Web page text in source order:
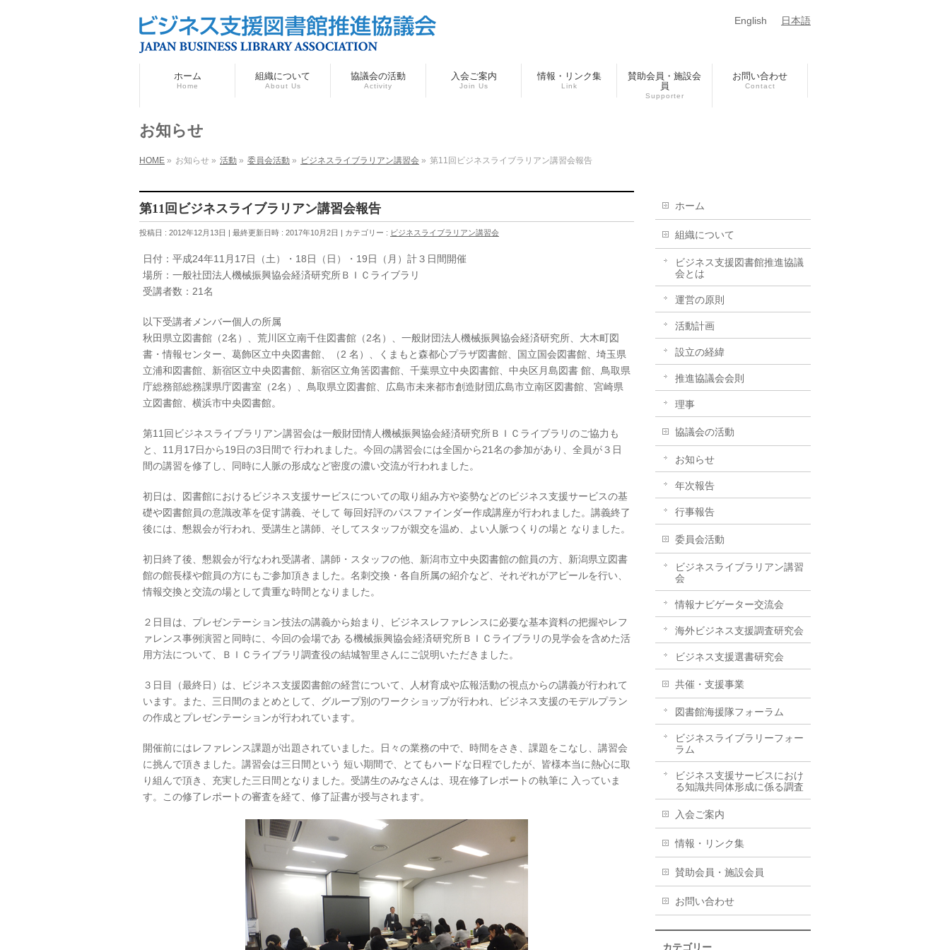
English 日本語
ホーム
Home
組織について
About Us
協議会の活動
Activity
入会ご案内
Join Us
情報・リンク集
Link
賛助会員・施設会
員
Supporter
お問い合わせ
Contact
お知らせ
HOME » お知らせ » 活動 » 委員会活動 » ビジネスライブラリアン講習会 » 第11回ビジネスライブラリアン講習会報告
第11回ビジネスライブラリアン講習会報告
投稿日 : 2012年12月13日 最終更新日時 : 2017年10月2日 カテゴリー : ビジネスライブラリアン講習会
日付：平成24年11月17日（土）・18日（日）・19日（月）計３日間開催
場所：一般社団法人機械振興協会経済研究所ＢＩＣライブラリ
受講者数：21名
以下受講者メンバー個人の所属
秋田県立図書館（2名）、荒川区立南千住図書館（2名）、一般財団法人機械振興協会経済研究所、大木町図
書・情報センター、葛飾区立中央図書館、（2 名）、くまもと森都心プラザ図書館、国立国会図書館、埼玉県
立浦和図書館、新宿区立中央図書館、新宿区立角筈図書館、千葉県立中央図書館、中央区月島図書 館、鳥取県
庁総務部総務課県庁図書室（2名）、鳥取県立図書館、広島市未来都市創造財団広島市立南区図書館、宮崎県
立図書館、横浜市中央図書館。
第11回ビジネスライブラリアン講習会は一般財団情人機械振興協会経済研究所ＢＩＣライブラリのご協力も
と、11月17日から19日の3日間で 行われました。今回の講習会には全国から21名の参加があり、全員が３日
間の講習を修了し、同時に人脈の形成など密度の濃い交流が行われました。
初日は、図書館におけるビジネス支援サービスについての取り組み方や姿勢などのビジネス支援サービスの基
礎や図書館員の意識改革を促す講義、そして 毎回好評のパスファインダー作成講座が行われました。講義終了
後には、懇親会が行われ、受講生と講師、そしてスタッフが親交を温め、よい人脈つくりの場と なりました。
初日終了後、懇親会が行なわれ受講者、講師・スタッフの他、新潟市立中央図書館の館員の方、新潟県立図書
館の館長様や館員の方にもご参加頂きました。名刺交換・各自所属の紹介など、それぞれがアピールを行い、
情報交換と交流の場として貴重な時間となりました。
２日目は、プレゼンテーション技法の講義から始まり、ビジネスレファレンスに必要な基本資料の把握やレフ
ァレンス事例演習と同時に、今回の会場であ る機械振興協会経済研究所ＢＩＣライブラリの見学会を含めた活
用方法について、ＢＩＣライブラリ調査役の結城智里さんにご説明いただきました。
３日目（最終日）は、ビジネス支援図書館の経営について、人材育成や広報活動の視点からの講義が行われて
います。また、三日間のまとめとして、グループ別のワークショップが行われ、ビジネス支援のモデルプラン
の作成とプレゼンテーションが行われています。
開催前にはレファレンス課題が出題されていました。日々の業務の中で、時間をさき、課題をこなし、講習会
に挑んで頂きました。講習会は三日間という 短い期間で、とてもハードな日程でしたが、皆様本当に熱心に取
り組んで頂き、充実した三日間となりました。受講生のみなさんは、現在修了レポートの執筆に 入っていま
す。この修了レポートの審査を経て、修了証書が授与されます。
ホーム
組織について
ビジネス支援図書館推進協議
会とは
運営の原則
活動計画
設立の経緯
推進協議会会則
理事
協議会の活動
お知らせ
年次報告
行事報告
委員会活動
ビジネスライブラリアン講習
会
情報ナビゲーター交流会
海外ビジネス支援調査研究会
ビジネス支援選書研究会
共催・支援事業
図書館海援隊フォーラム
ビジネスライブラリーフォー
ラム
ビジネス支援サービスにおけ
る知識共同体形成に係る調査
入会ご案内
情報・リンク集
賛助会員・施設会員
お問い合わせ
カテゴリー